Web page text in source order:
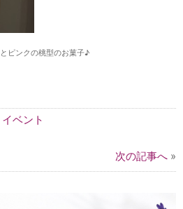
ンクの桃型のお菓子♪
イベント
次の記事へ »